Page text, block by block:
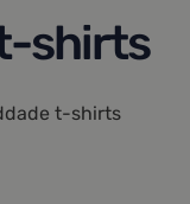
shirts
t-shirts